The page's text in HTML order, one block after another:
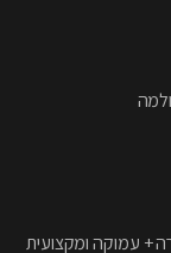
+ עמוקה ומקצועית